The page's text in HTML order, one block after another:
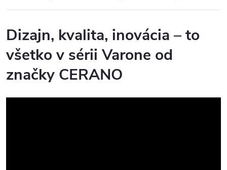
Dizajn, kvalita, inovácia – to
všetko v sérii Varone od
značky CERANO